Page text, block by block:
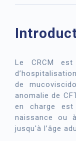
Le CRCM
de
anomalie de
en charge
naissance ou
jusqu'à l’âge